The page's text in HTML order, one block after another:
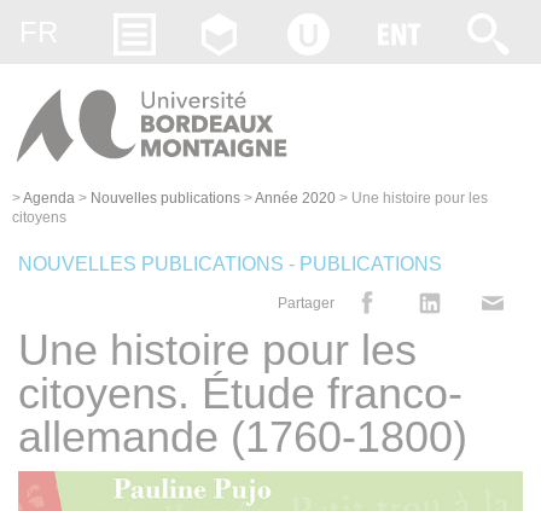
>Agenda > Nouvelles publications >Année 2020 > Une histoire pour les
citoyens
NOUVELLES PUBLICATIONS - PUBLICATIONS
Partager
Une histoire pour les
citoyens. Étude franco-
allemande (1760-1800)